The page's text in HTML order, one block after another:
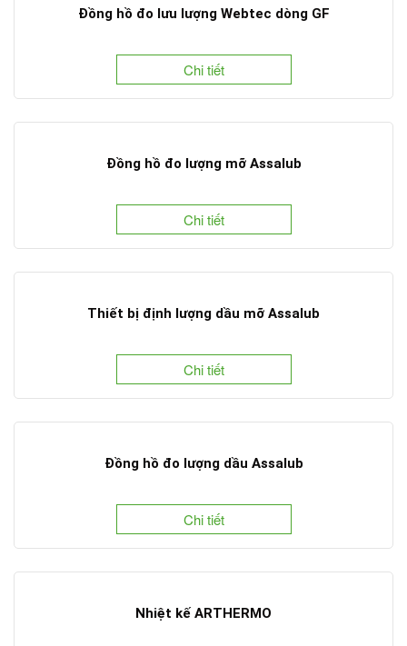
Đồng hồ đo lưu lượng Webtec dòng GF
Chi tiết
Đồng hồ đo lượng mỡ Assalub
Chi tiết
Thiết bị định lượng dầu mỡ Assalub
Chi tiết
Đồng hồ đo lượng dầu Assalub
Chi tiết
Nhiệt kế ARTHERMO